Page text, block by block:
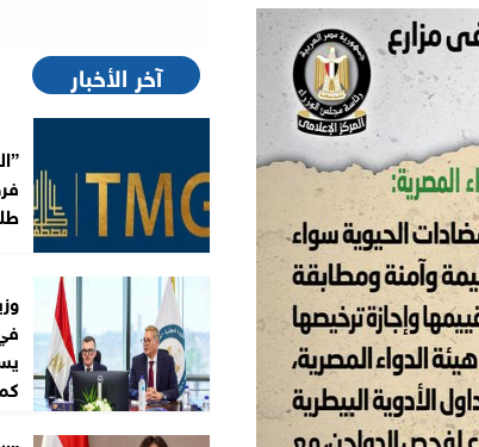
آخر الأخبار